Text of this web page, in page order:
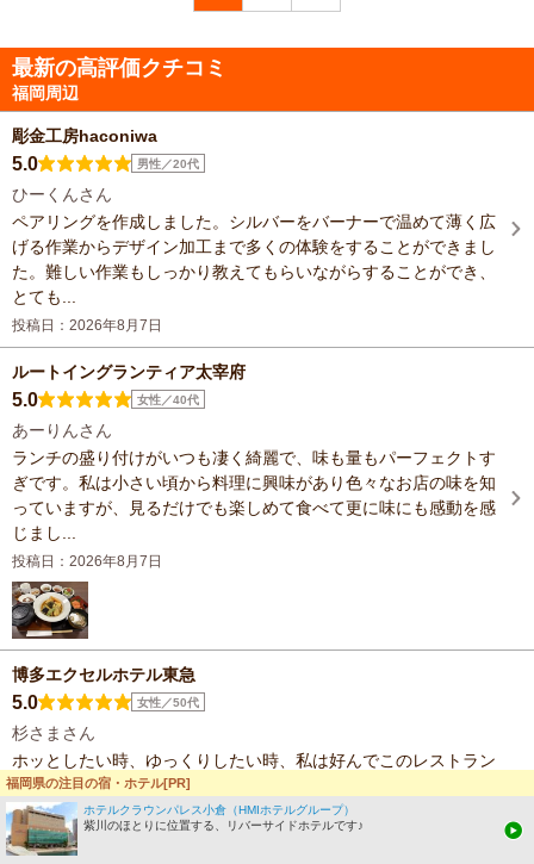
最新の高評価クチコミ
福岡周辺
彫金工房haconiwa
5.0 男性／20代
ひーくんさん
ペアリングを作成しました。シルバーをバーナーで温めて薄く広
げる作業からデザイン加工まで多くの体験をすることができまし
た。難しい作業もしっかり教えてもらいながらすることができ、
とても...
投稿日：2026年8月7日
ルートイングランティア太宰府
5.0 女性／40代
あーりんさん
ランチの盛り付けがいつも凄く綺麗で、味も量もパーフェクトす
ぎです。私は小さい頃から料理に興味があり色々なお店の味を知
っていますが、見るだけでも楽しめて食べて更に味にも感動を感
じまし...
投稿日：2026年8月7日
博多エクセルホテル東急
5.0 女性／50代
杉さまさん
ホッとしたい時、ゆっくりしたい時、私は好んでこのレストラン
に足を運びます。静かだし、安心するんです。お料理はいつもな
がら、とても美味しいです。
投稿日：2026年8月4日
福岡県の注目の宿・ホテル[PR]
ホテルクラウンパレス小倉（HMIホテルグループ）
紫川のほとりに位置する、リバーサイドホテルです♪